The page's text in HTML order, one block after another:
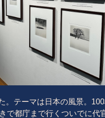
。テーマは日本の風景。
で都庁まで行くついでに代